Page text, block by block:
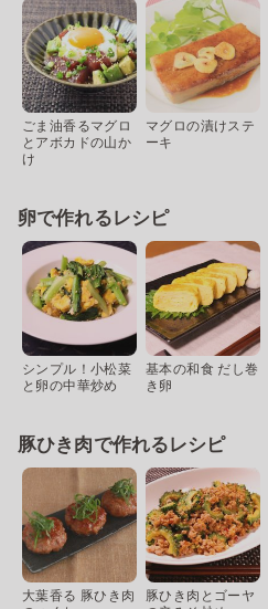
ごま油香るマグロ
とアボカドの山か
け
マグロの漬けステ
ーキ
卵で作れるレシピ
シンプル！小松菜
と卵の中華炒め
基本の和食 だし巻
き卵
豚ひき肉で作れるレシピ
大葉香る 豚ひき肉
豚ひき肉とゴーヤ